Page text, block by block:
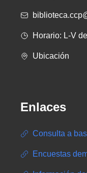
Horario: L-V
Ubicación
Enlaces
Consulta a
Encuestas